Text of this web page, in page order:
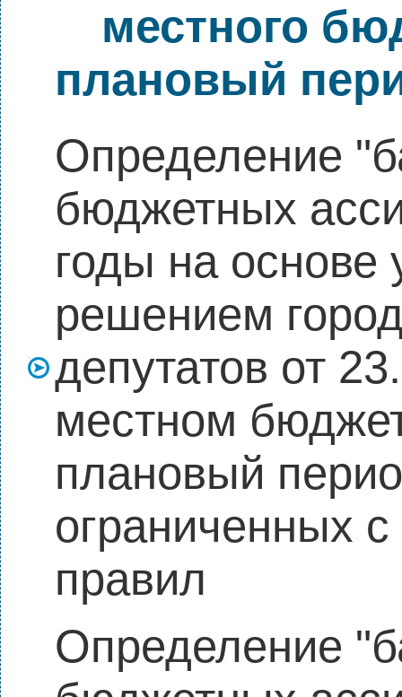
местного
плановый
Определение
бюджетных
годы на основе
решением
депутатов от
местном
плановый
ограниченных
правил
Определение